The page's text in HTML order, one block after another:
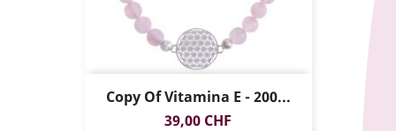
Copy Of Vitamina E - 200...
Prezzo
39,00 CHF